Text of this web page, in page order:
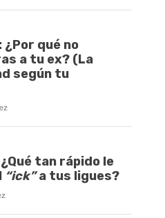
¿Por qué no
a tu ex? (La
según tu
tan rápido le
“ick”a tus ligues?